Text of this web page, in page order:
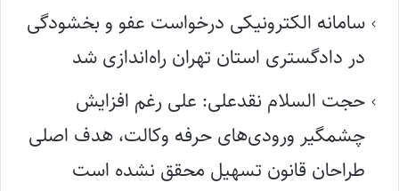
سامانه الکترونیکی درخواست عفو و بخشودگی
در دادگستری استان تهران راه‌اندازی شد
حجت السلام نقدعلی: علی رغم افزایش
چشمگیر ورودی‌های حرفه وکالت، هدف اصلی
طراحان قانون تسهیل محقق نشده است